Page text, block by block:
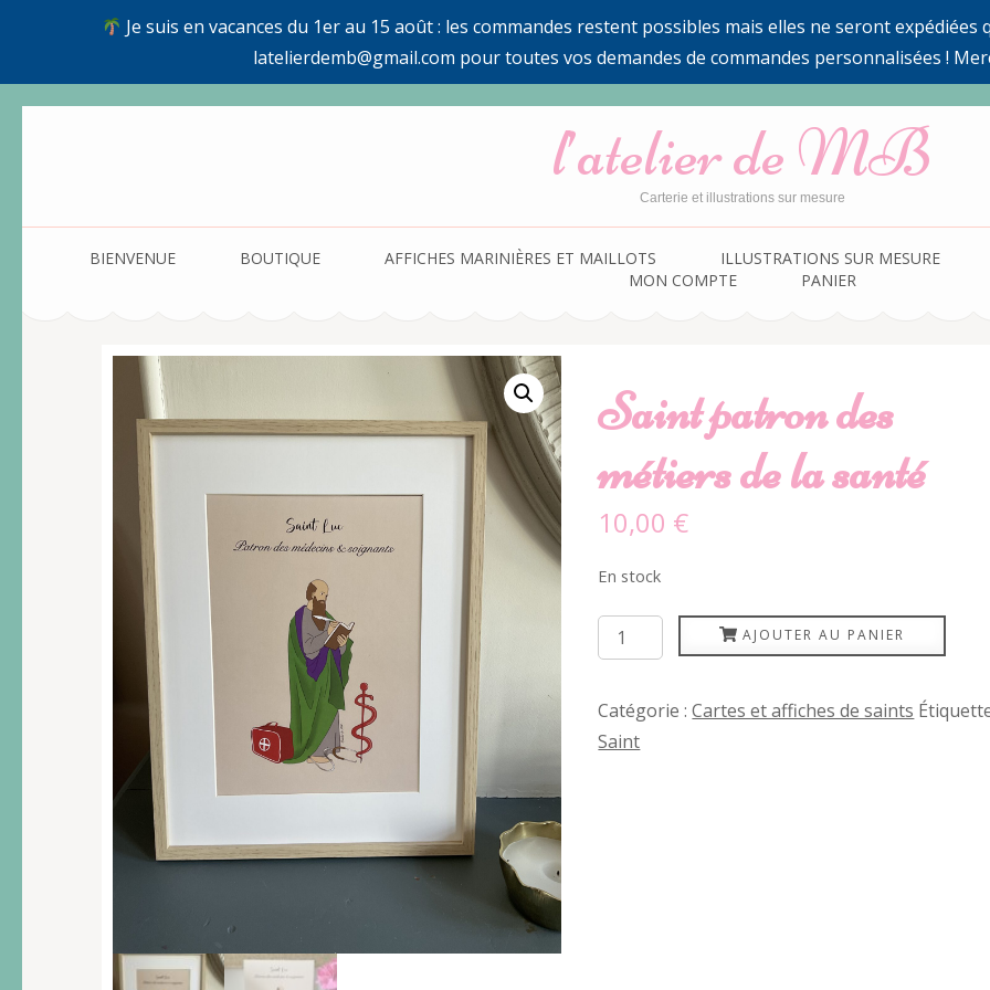
Je suis en vacances du 1er au 15 août : les commandes restent possibles mais elles ne seront
latelierdemb@gmail.com pour toutes vos demandes de commandes personnalisées !
l’atelier de MB
Carterie et illustrations sur mesure
BIENVENUE BOUTIQUE AFFICHES MARINIÈRES ET MAILLOTS
ILLUSTRATIONS SUR MESURE
MON COMPTE
PANIER
Saint patron des
métiers de la santé
10,00 €
En stock
quantité
de
patron
des
AJOUTER AU PANIER
Catégorie :Cartes et affiches de saints
Saint